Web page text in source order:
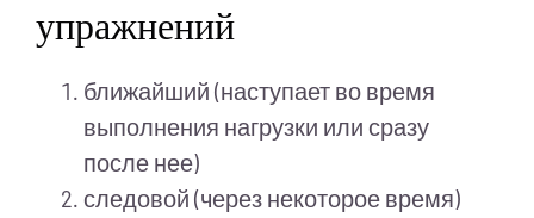
упражнений
ближайший (наступает во время
выполнения нагрузки или сразу
после нее)
следовой (через некоторое время)